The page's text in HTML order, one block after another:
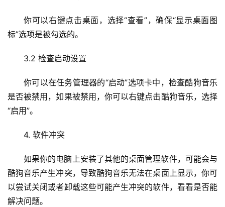
主
教
程
服
务
你可以右键点击桌面，选择“查看”，确保“显示桌面图
标”选项是被勾选的。
3.2 检查启动设置
你可以在任务管理器的“启动”选项卡中，检查酷狗音乐
是否被禁用，如果被禁用，你可以右键点击酷狗音乐，选择
“启用”。
4. 软件冲突
如果你的电脑上安装了其他的桌面管理软件，可能会与
酷狗音乐产生冲突，导致酷狗音乐无法在桌面上显示，你可
以尝试关闭或者卸载这些可能产生冲突的软件，看看是否能
解决问题。